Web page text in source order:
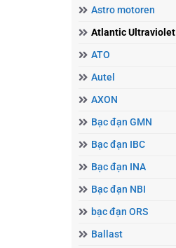
Astro motoren
Atlantic Ultraviolet
ATO
Autel
AXON
Bạc đạn GMN
Bạc đạn IBC
Bạc đạn INA
Bạc đạn NBI
bạc đạn ORS
Ballast